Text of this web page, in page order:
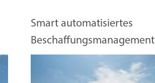
Smart automatisiertes
Beschaffungsmanagement